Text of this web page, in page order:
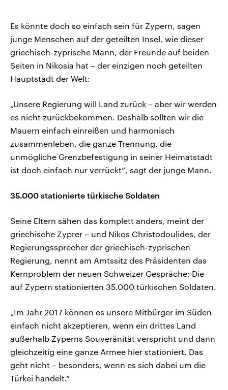
Es könnte doch so einfach sein für Zypern, sagen
junge Menschen auf der geteilten Insel, wie dieser
griechisch-zyprische Mann, der Freunde auf beiden
Seiten in Nikosia hat – der einzigen noch geteilten
Hauptstadt der Welt:
„Unsere Regierung will Land zurück – aber wir werden
es nicht zurückbekommen. Deshalb sollten wir die
Mauern einfach einreißen und harmonisch
zusammenleben, die ganze Trennung, die
unmögliche Grenzbefestigung in seiner Heimatstadt
ist doch einfach nur verrückt“, sagt der junge Mann.
35.000 stationierte türkische Soldaten
Seine Eltern sähen das komplett anders, meint der
griechische Zyprer – und Nikos Christodoulides, der
Regierungssprecher der griechisch-zyprischen
Regierung, nennt am Amtssitz des Präsidenten das
Kernproblem der neuen Schweizer Gespräche: Die
auf Zypern stationierten 35.000 türkischen Soldaten.
„Im Jahr 2017 können es unsere Mitbürger im Süden
einfach nicht akzeptieren, wenn ein drittes Land
außerhalb Zyperns Souveränität verspricht und dann
gleichzeitig eine ganze Armee hier stationiert. Das
geht nicht – besonders, wenn es sich dabei um die
Türkei handelt.“